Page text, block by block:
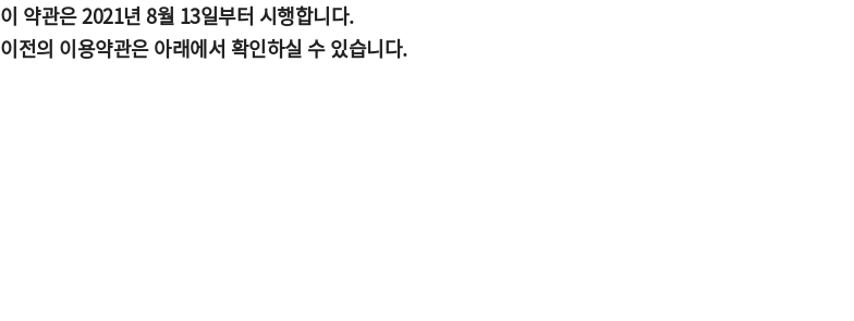
이 약관은 2021년 8월 13일부터 시행합니다.
이전의 이용약관은 아래에서 확인하실 수 있습니다.